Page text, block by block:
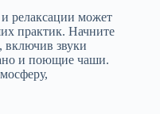
релаксации может
практик. Начните
включив звуки
и поющие чаши.